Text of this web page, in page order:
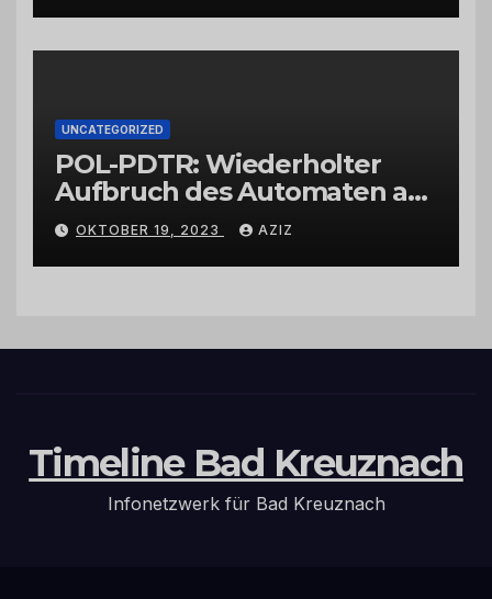
UNCATEGORIZED
POL-PDTR: Wiederholter
Aufbruch des Automaten am
Wohnmobilstellplatz in
Hermeskeil am Labachweg
OKTOBER 19, 2023 AZIZ
Timeline Bad Kreuznach
Infonetzwerk für Bad Kreuznach